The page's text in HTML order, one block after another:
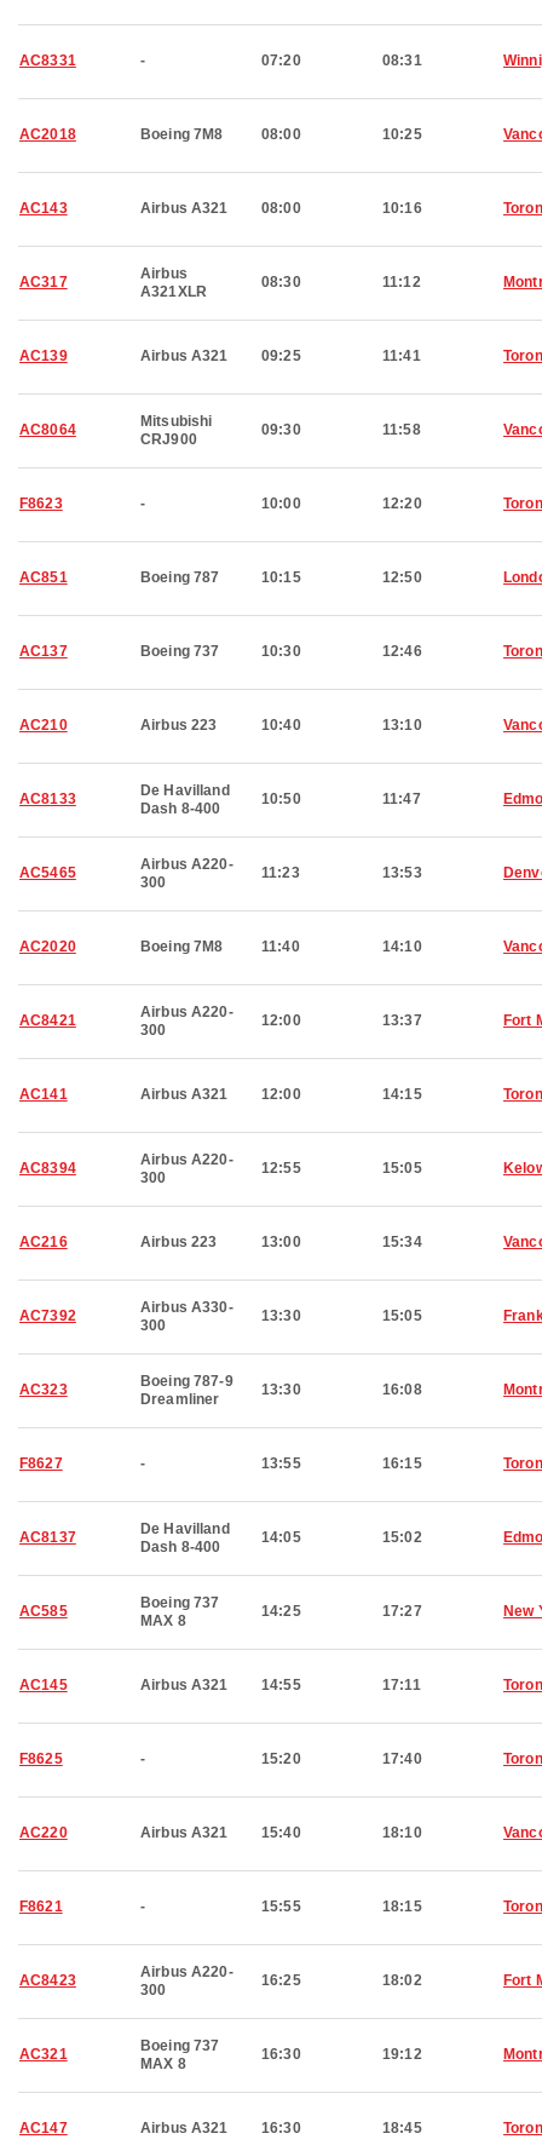
AC8331 - 07:20 08:31
AC2018 Boeing 7M8 08:00 10:25
AC143 Airbus A321 08:00 10:16
AC317
Airbus
A321XLR
08:30 11:12
AC139 Airbus A321 09:25 11:41
AC8064
Mitsubishi
CRJ900
09:30 11:58
F8623 - 10:00 12:20
AC851 Boeing 787 10:15 12:50
AC137 Boeing 737 10:30 12:46
AC210 Airbus 223 10:40 13:10
AC8133
De Havilland
Dash 8-400
10:50 11:47
AC5465
Airbus A220-
300
11:23 13:53
AC2020 Boeing 7M8 11:40 14:10
AC8421
Airbus A220-
300
12:00 13:37 Fort
AC141 Airbus A321 12:00 14:15
AC8394
Airbus A220-
300
12:55 15:05
AC216 Airbus 223 13:00 15:34
AC7392
Airbus A330-
300
13:30 15:05
AC323
Boeing 787-9
Dreamliner
13:30 16:08
F8627 - 13:55 16:15
AC8137
De Havilland
Dash 8-400
14:05 15:02
AC585
Boeing 737
MAX 8
14:25 17:27 New
AC145 Airbus A321 14:55 17:11
F8625 - 15:20 17:40
AC220 Airbus A321 15:40 18:10
F8621 - 15:55 18:15
AC8423
Airbus A220-
300
16:25 18:02 Fort
AC321
Boeing 737
MAX 8
16:30 19:12
AC147 Airbus A321 16:30 18:45